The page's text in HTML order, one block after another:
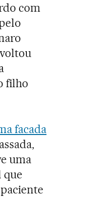
com
filho
facada
uma
que